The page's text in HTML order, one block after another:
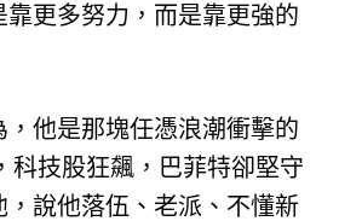
更多努力，而是靠更強的
他是那塊任憑浪潮衝擊的
科技股狂飆，巴菲特卻堅守
，說他落伍、老派、不懂新